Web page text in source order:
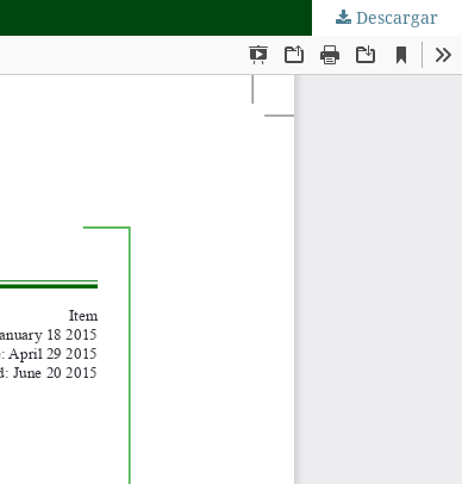
Descargar